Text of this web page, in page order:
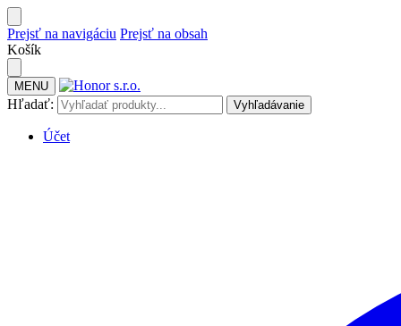
Prejsť na navigáciu Prejsť na obsah
Košík
MENU
Hľadať: Vyhľadávanie
Účet